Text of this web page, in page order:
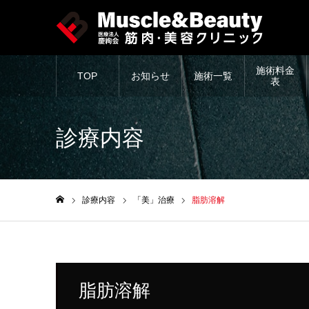
TOP お知らせ 施術一覧
施術料金
表
診療内容
診療内容 「美」治療 脂肪溶解
脂肪溶解